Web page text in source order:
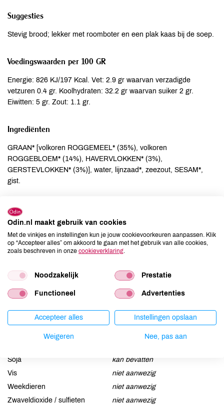
Suggesties
Stevig brood; lekker met roomboter en een plak kaas bij de soep.
Voedingswaarden per 100 GR
Energie: 826 KJ/197 Kcal. Vet: 2.9 gr waarvan verzadigde
vetzuren 0.4 gr. Koolhydraten: 32.2 gr waarvan suiker 2 gr.
Eiwitten: 5 gr. Zout: 1.1 gr.
Ingrediënten
GRAAN* [volkoren ROGGEMEEL* (35%), volkoren
ROGGEBLOEM* (14%), HAVERVLOKKEN* (3%),
GERSTEVLOKKEN* (3%)], water, lijnzaad*, zeezout, SESAM*,
gist.
Allergenen
Aardnoten
niet aanwezig
Ei
niet aanwezig
Gluten
aanwezig
Lupine
niet aanwezig
Mosterd
niet aanwezig
Schaaldieren
niet aanwezig
niet aanwezig
Soja
kan bevatten
Vis
niet aanwezig
Weekdieren
niet aanwezig
Zwaveldioxide / sulfieten
niet aanwezig
Odin.nl maakt gebruik van cookies
Met de vinkjes en instellingen kun je jouw cookievoorkeuren aanpassen. Klik
op “Accepteer alles” om akkoord te gaan met het gebruik van alle cookies,
zoals beschreven in onze cookieverklaring
Noodzakelijk Prestatie
Functioneel Advertenties
Accepteer alles Instellingen opslaan
Weigeren Nee, pas aan